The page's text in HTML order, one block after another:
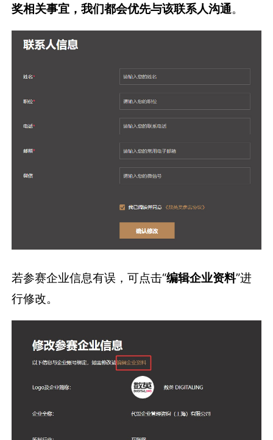
奖相关事宜，我们都会优先与该联系人沟通。
若参赛企业信息有误，可点击“编辑企业资料”进
行修改。